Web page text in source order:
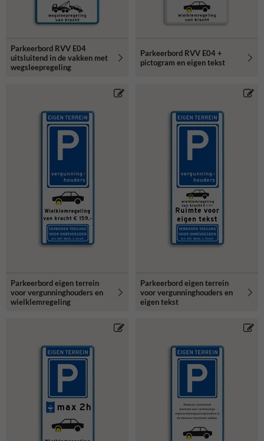
Parkeerbord RVV E04
uitsluitend in de vakken met
wegsleepregeling
Parkeerbord RVV E04 +
pictogram en eigen tekst
Parkeerbord eigen terrein
voor vergunninghouders en
wielklemregeling
Parkeerbord eigen terrein
voor vergunninghouders en
eigen tekst